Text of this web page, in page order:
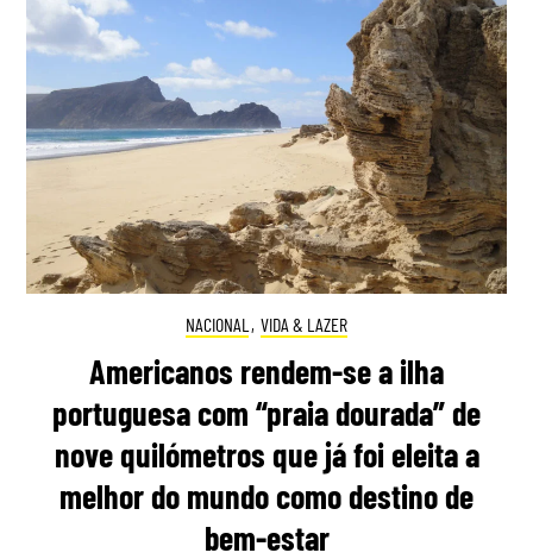
NACIONAL , VIDA & LAZER
Americanos rendem-se a ilha
portuguesa com “praia dourada” de
nove quilómetros que já foi eleita a
melhor do mundo como destino de
bem-estar